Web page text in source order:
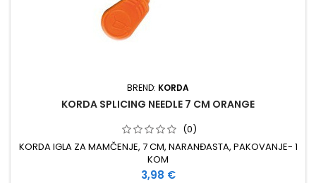
BREND: KORDA
KORDA SPLICING NEEDLE 7 CM ORANGE
(0)
KORDA IGLA ZA MAMČENJE, 7 CM, NARANĐASTA, PAKOVANJE- 1
KOM
Cijena
3,98 €